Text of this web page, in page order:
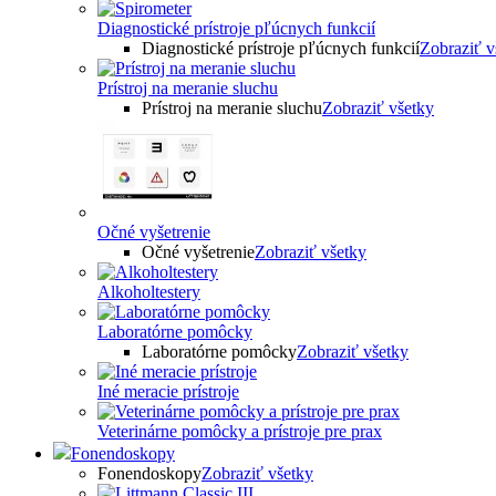
Diagnostické prístroje pľúcnych funkcií
Diagnostické prístroje pľúcnych funkciíZobraziť
Prístroj na meranie sluchu
Prístroj na meranie sluchuZobraziť všetky
Očné vyšetrenie
Očné vyšetrenieZobraziť všetky
Alkoholtestery
Laboratórne pomôcky
Laboratórne pomôckyZobraziť všetky
Iné meracie prístroje
Veterinárne pomôcky a prístroje pre prax
Fonendoskopy
FonendoskopyZobraziť všetky